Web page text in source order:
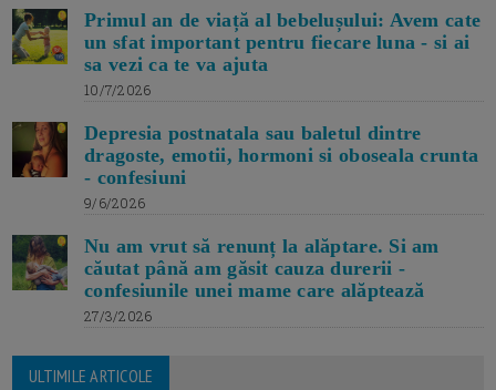
Primul an de viață al bebelușului: Avem cate
un sfat important pentru fiecare luna - si ai
sa vezi ca te va ajuta
10/7/2026
Depresia postnatala sau baletul dintre
dragoste, emotii, hormoni si oboseala crunta
- confesiuni
9/6/2026
Nu am vrut să renunț la alăptare. Si am
căutat până am găsit cauza durerii -
confesiunile unei mame care alăptează
27/3/2026
ULTIMILE ARTICOLE